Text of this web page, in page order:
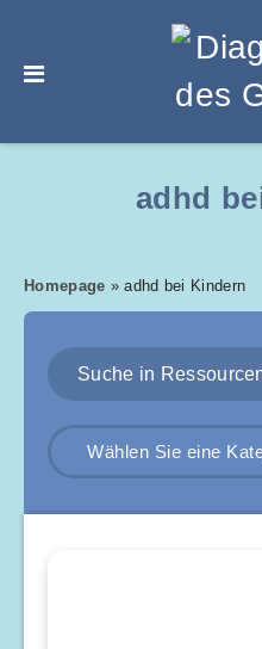
adhd
Homepage »adhd bei Kindern
Wählen Sie eine